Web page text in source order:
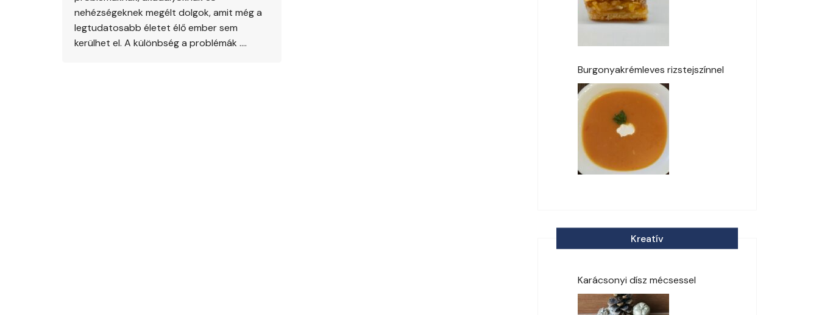
nehézségeknek megélt dolgok, amit még a
legtudatosabb életet élő ember sem
kerülhet el. A különbség a problémák ….
Burgonyakrémleves rizstejszínnel
Kreatív
Karácsonyi dísz mécsessel